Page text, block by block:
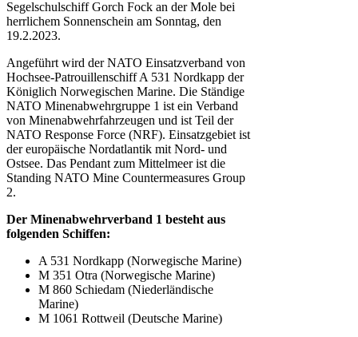
Segelschulschiff Gorch Fock an der Mole bei
herrlichem Sonnenschein am Sonntag, den
19.2.2023.
Angeführt wird der NATO Einsatzverband von
Hochsee-Patrouillenschiff A 531 Nordkapp der
Königlich Norwegischen Marine. Die Ständige
NATO Minenabwehrgruppe 1 ist ein Verband
von Minenabwehrfahrzeugen und ist Teil der
NATO Response Force (NRF). Einsatzgebiet ist
der europäische Nordatlantik mit Nord- und
Ostsee. Das Pendant zum Mittelmeer ist die
Standing NATO Mine Countermeasures Group
2.
Der Minenabwehrverband 1 besteht aus
folgenden Schiffen:
A 531 Nordkapp (Norwegische Marine)
M 351 Otra (Norwegische Marine)
M 860 Schiedam (Niederländische
Marine)
M 1061 Rottweil (Deutsche Marine)